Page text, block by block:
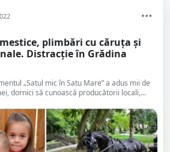
plimbări cu căruța și
Distracție în Grădina
„Satul mic în Satu Mare” a adus mii de
dornici să cunoască producătorii locali,...